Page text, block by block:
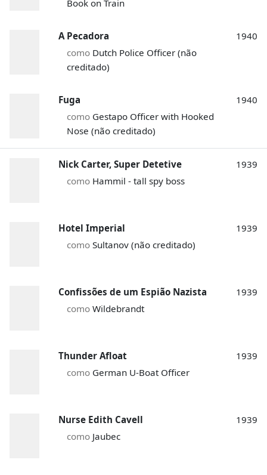
Book on Train
A Pecadora
como Dutch Police Officer (não
creditado)
1940
Fuga
como Gestapo Officer with Hooked
Nose (não creditado)
1940
Nick Carter, Super Detetive
como Hammil - tall spy boss
1939
Hotel Imperial
como Sultanov (não creditado)
1939
Confissões de um Espião Nazista
como Wildebrandt
1939
Thunder Afloat
como German U-Boat Officer
1939
Nurse Edith Cavell
como Jaubec
1939